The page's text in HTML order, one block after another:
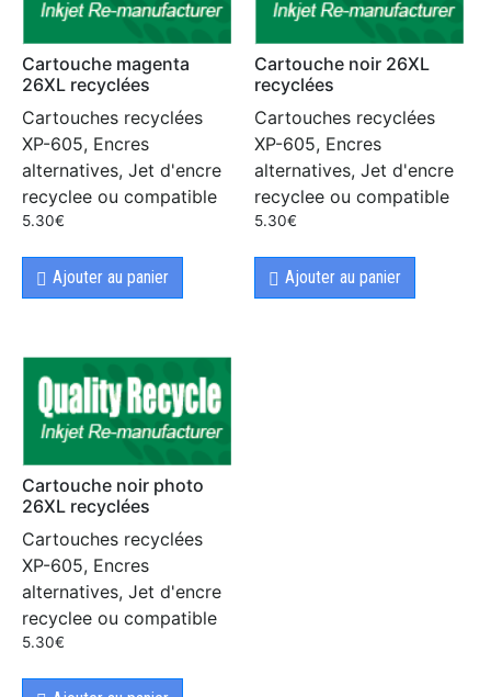
Cartouche magenta
26XL recyclées
Cartouches recyclées
XP-605, Encres
alternatives, Jet d'encre
recyclee ou compatible
5.30€
Ajouter au panier
Cartouche noir 26XL
recyclées
Cartouches recyclées
XP-605, Encres
alternatives, Jet d'encre
recyclee ou compatible
5.30€
Ajouter au panier
Cartouche noir photo
26XL recyclées
Cartouches recyclées
XP-605, Encres
alternatives, Jet d'encre
recyclee ou compatible
5.30€